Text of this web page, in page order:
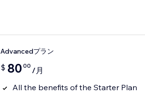
Advancedプラン
$ 80 00 /月
All the benefits of the Starter Plan